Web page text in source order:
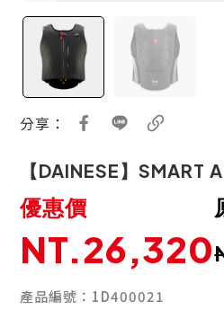
分享：
【DAINESE】SMART
優惠價
NT.26,320
產品編號：1D400021